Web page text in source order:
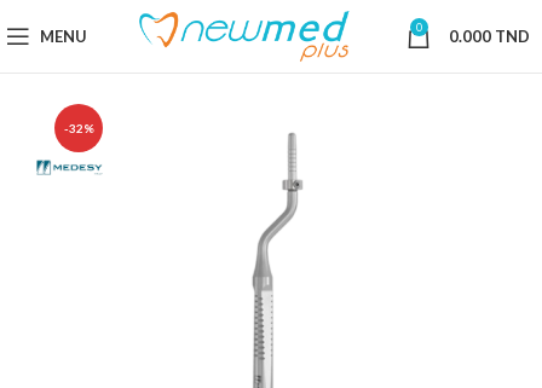
MENU 0 0.000 TND
-32%